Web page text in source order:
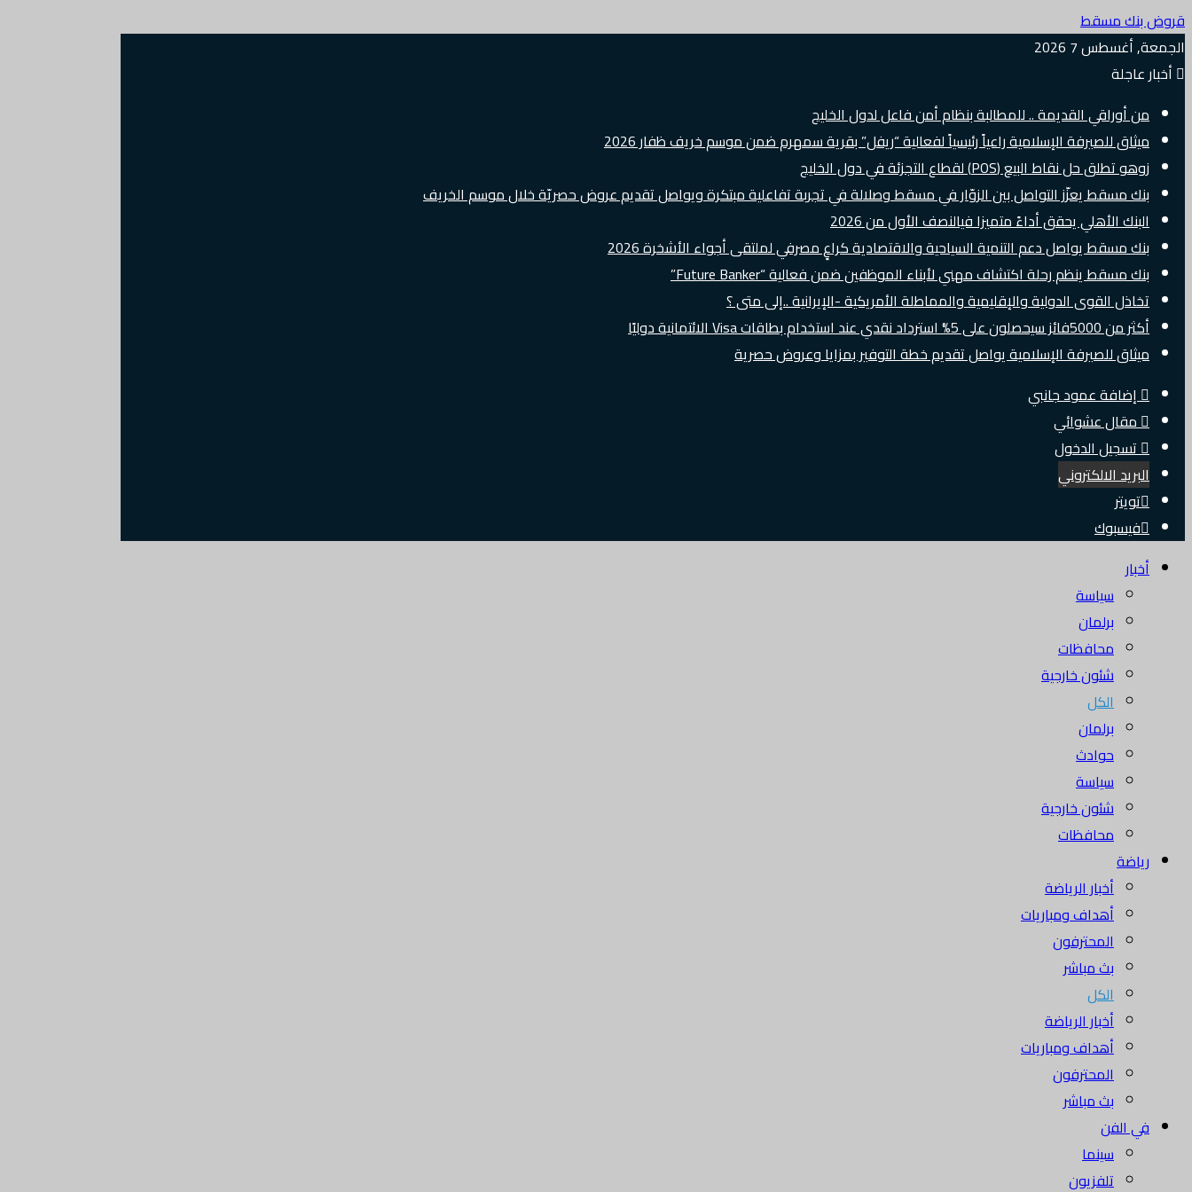
قروض بنك مسقط
الجمعة, أغسطس 7 2026
أخبار عاجلة
من أوراقي القديمة .. للمطالبة بنظام أمن فاعل لدول الخليج
ميثاق للصيرفة الإسلامية راعياً رئيسياً لفعالية “ريفل” بقرية سمهرم ضمن موسم خريف ظفار 2026
زوهو تطلق حل نقاط البيع (POS) لقطاع التجزئة في دول الخليج
بنك مسقط يعزّز التواصل بين الزوّار في مسقط وصلالة في تجربة تفاعلية مبتكرة ويواصل تقديم عروض حصريّة خلال موسم الخريف
البنك الأهلي يحقق أداءً متميزا فيالنصف الأول من 2026
بنك مسقط يواصل دعم التنمية السياحية والاقتصادية كراعٍ مصرفي لملتقى أجواء الأشخرة 2026
بنك مسقط ينظم رحلة اكتشاف مهني لأبناء الموظفين ضمن فعالية “Future Banker”
تخاذل القوى الدولية والإقليمية والمماطلة الأمريكية -الإيرانية ..إلى متى ؟
أكثر من 5000فائز سيحصلون على 5% استرداد نقدي عند استخدام بطاقات Visa الائتمانية دوليًا
ميثاق للصيرفة الإسلامية يواصل تقديم خطة التوفير بمزايا وعروض حصرية
إضافة عمود جانبي
مقال عشوائي
تسجيل الدخول
البريد الالكتروني
تويتر
فيسبوك
أخبار
سياسة
برلمان
محافظات
شئون خارجية
الكل
برلمان
حوادث
سياسة
شئون خارجية
محافظات
رياضة
أخبار الرياضة
أهداف ومباريات
المحترفون
بث مباشر
الكل
أخبار الرياضة
أهداف ومباريات
المحترفون
بث مباشر
في الفن
سينما
تلفزيون